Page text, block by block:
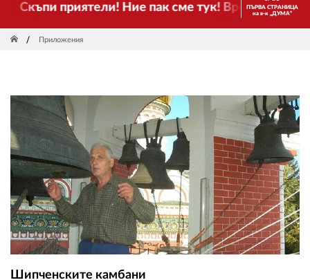
приятели! Ние пак сме тук! Времето сеПЪРВА СТРАНИЦА
на в-к „ДУМА“
Приложения
Шипченските камбани
ДРУГИ
ЗА НАС
АВТОРИ
РЕДАКЦИЯ
КОНТАКТИ